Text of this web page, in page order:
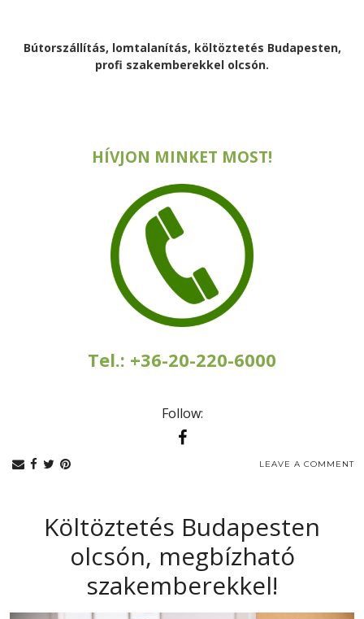
Bútorszállítás, lomtalanítás, költöztetés Budapesten,
profi szakemberekkel olcsón.
HÍVJON MINKET MOST!
Tel.: +36-20-220-6000
Follow:
LEAVE A COMMENT
Költöztetés Budapesten
olcsón, megbízható
szakemberekkel!